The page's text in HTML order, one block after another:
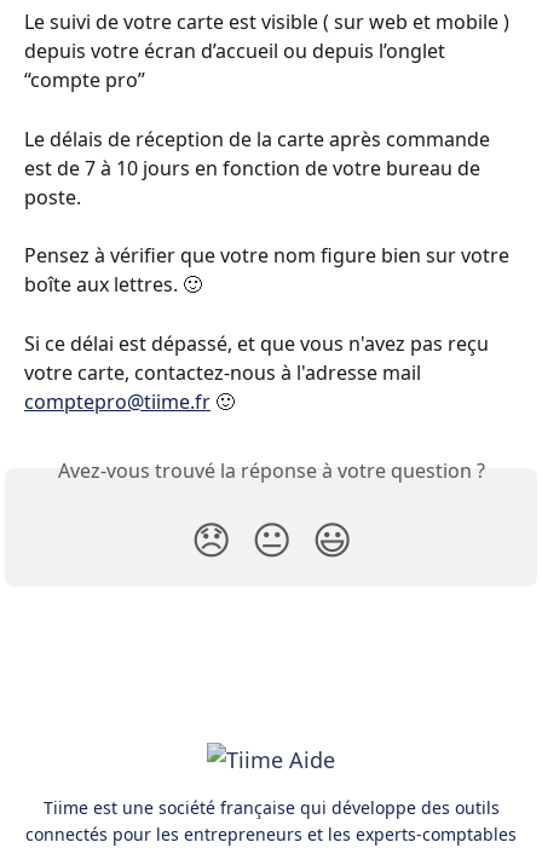
Le suivi de votre carte est visible ( sur web et mobile )
depuis votre écran d’accueil ou depuis l’onglet
“compte pro”
Le délais de réception de la carte après commande
est de 7 à 10 jours en fonction de votre bureau de
poste.
Pensez à vérifier que votre nom figure bien sur votre
boîte aux lettres. 🙂
Si ce délai est dépassé, et que vous n'avez pas reçu
votre carte, contactez-nous à l'adresse mail
comptepro@tiime.fr 🙂
Avez-vous trouvé la réponse à votre question ?
😞 😐 😃
Tiime est une société française qui développe des outils
connectés pour les entrepreneurs et les experts-comptables